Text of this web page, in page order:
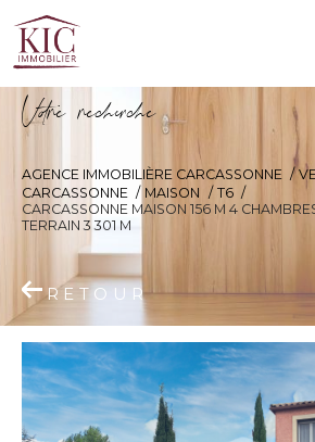
Vore recece
AGENCE IMMOBILIÈRE CARCASSONNE
CARCASSONNE
MAISON
T6
CARCASSONNE MAISON 156 M 4
TERRAIN 3 301 M
RETOUR